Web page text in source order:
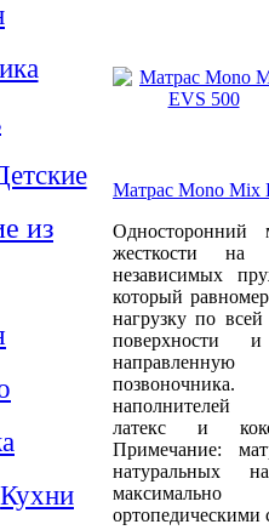
из
Кухни
Матрас Mono Mix
Односторонний
жесткости на
независимых
который
нагрузку по всей
поверхности и
наполнителей
латекс и
Примечание:
натуральных
максимально
ортопедическими